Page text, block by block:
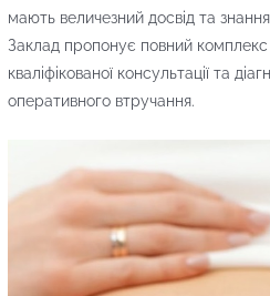
мають величезний досвід та
Заклад пропонує повний комплекс
кваліфікованої консультації та
оперативного втручання.